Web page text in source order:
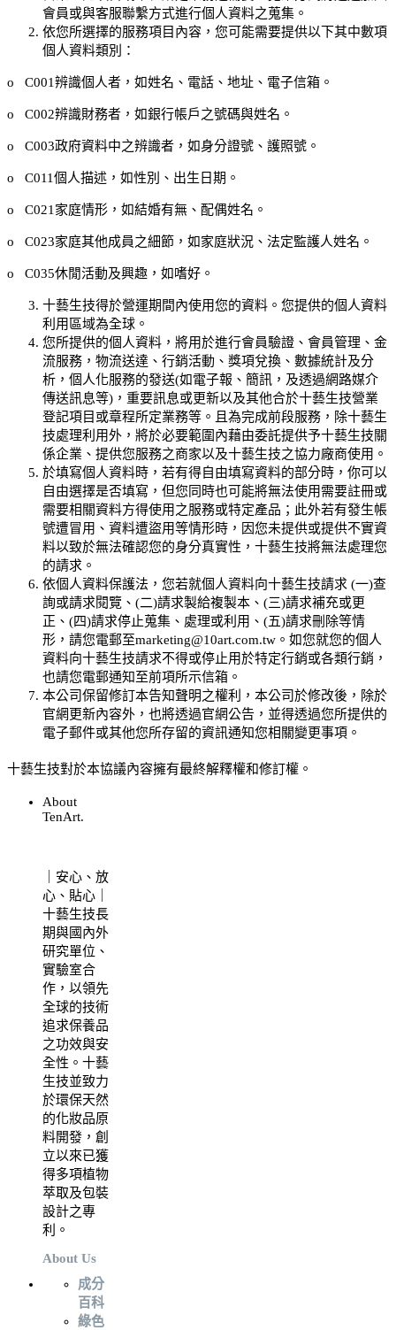
會員或與客服聯繫方式進行個人資料之蒐集。
依您所選擇的服務項目內容，您可能需要提供以下其中數項
個人資料類別：
o C001辨識個人者，如姓名、電話、地址、電子信箱。
o C002辨識財務者，如銀行帳戶之號碼與姓名。
o C003政府資料中之辨識者，如身分證號、護照號。
o C011個人描述，如性別、出生日期。
o C021家庭情形，如結婚有無、配偶姓名。
o C023家庭其他成員之細節，如家庭狀況、法定監護人姓名。
o C035休閒活動及興趣，如嗜好。
十藝生技得於營運期間內使用您的資料。您提供的個人資料
利用區域為全球。
您所提供的個人資料，將用於進行會員驗證、會員管理、金
流服務，物流送達、行銷活動、獎項兌換、數據統計及分
析，個人化服務的發送(如電子報、簡訊，及透過網路媒介
傳送訊息等)，重要訊息或更新以及其他合於十藝生技營業
登記項目或章程所定業務等。且為完成前段服務，除十藝生
技處理利用外，將於必要範圍內藉由委託提供予十藝生技關
係企業、提供您服務之商家以及十藝生技之協力廠商使用。
於填寫個人資料時，若有得自由填寫資料的部分時，你可以
自由選擇是否填寫，但您同時也可能將無法使用需要註冊或
需要相關資料方得使用之服務或特定產品；此外若有發生帳
號遭冒用、資料遭盜用等情形時，因您未提供或提供不實資
料以致於無法確認您的身分真實性， 十藝生技將無法處理您
的請求。
依個人資料保護法，您若就個人資料向十藝生技請求 (一)查
詢或請求閱覽、(二)請求製給複製本、(三)請求補充或更
正、(四)請求停止蒐集、處理或利用、(五)請求刪除等情
形，請您電郵至marketing@10art.com.tw 。如您就您的個人
資料向十藝生技請求不得或停止用於特定行銷或各類行銷，
也請您電郵通知至前項所示信箱。
本公司保留修訂本告知聲明之權利，本公司於修改後，除於
官網更新內容外，也將透過官網公告，並得透過您所提供的
電子郵件或其他您所存留的資訊通知您相關變更事項。
十藝生技對於本協議內容擁有最終解釋權和修訂權。
About
TenArt.
｜安心、放
心、貼心｜
十藝生技長
期與國內外
研究單位、
實驗室合
作，以領先
全球的技術
追求保養品
之功效與安
全性。十藝
生技並致力
於環保天然
的化妝品原
料開發，創
立以來已獲
得多項植物
萃取及包裝
設計之專
利。
About Us
成分
百科
綠色